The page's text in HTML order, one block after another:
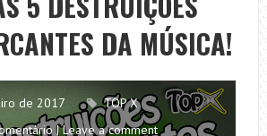
#07
BENDING
THE
BLUES
DA MÚSICA!
de 2017
TOP X
| Leave a comment